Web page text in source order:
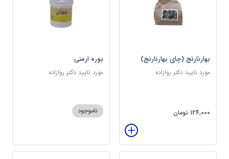
بهارنارنج (چای بهارنارنج)
مورد تایید دکتر روازاده
124,000 تومان
بوره ارمنی
مورد تایید دکتر روازاده
ناموجود